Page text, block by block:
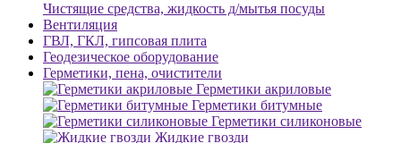
Чистящие средства, жидкость д/мытья посуды
Вентиляция
ГВЛ, ГКЛ, гипсовая плита
Геодезическое оборудование
Герметики, пена, очистители
Герметики акриловые
Герметики битумные
Герметики силиконовые
Жидкие гвозди